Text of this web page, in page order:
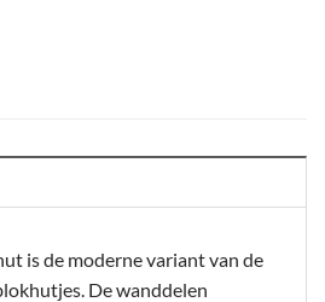
is de moderne variant van de
De wanddelen